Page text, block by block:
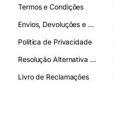
Termos e Condições
Envios, Devoluções e Pagamentos
Politica de Privacidade
Resolução Alternativa de Litígios
Livro de Reclamações